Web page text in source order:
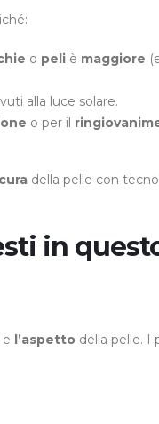
o peli è maggiore
alla luce solare.
o per il
della pelle con
in
e l’aspetto della pelle. I